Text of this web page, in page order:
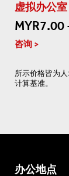
虚拟办公室
MYR7.00
咨询
所示价格皆为
计算基准。
办公地点